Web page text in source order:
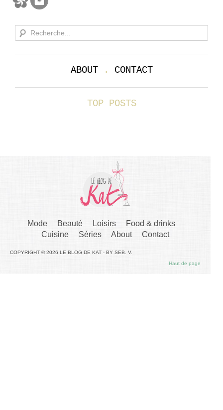
ABOUT. CONTACT
TOP POSTS
Mode Beauté Loisirs
Food & drinks
Cuisine
Séries About Contact
COPYRIGHT © 2026 LE BLOG DE KAT - BY SEB. V.
Haut de page